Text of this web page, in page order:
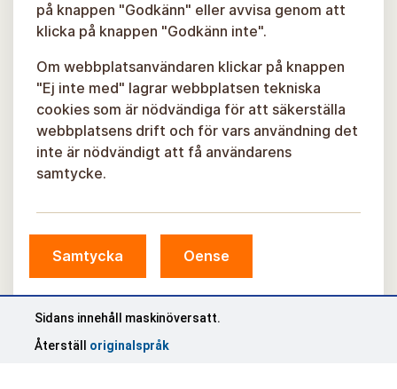
© Sigulda kommun, 2026.
Utvecklad av COSMODROME
på knappen "Godkänn" eller avvisa genom att
klicka på knappen "Godkänn inte".
Om webbplatsanvändaren klickar på knappen
"Ej inte med" lagrar webbplatsen tekniska
cookies som är nödvändiga för att säkerställa
webbplatsens drift och för vars användning det
inte är nödvändigt att få användarens
samtycke.
Samtycka Oense
Sidans innehåll maskinöversatt.
Återställ originalspråk